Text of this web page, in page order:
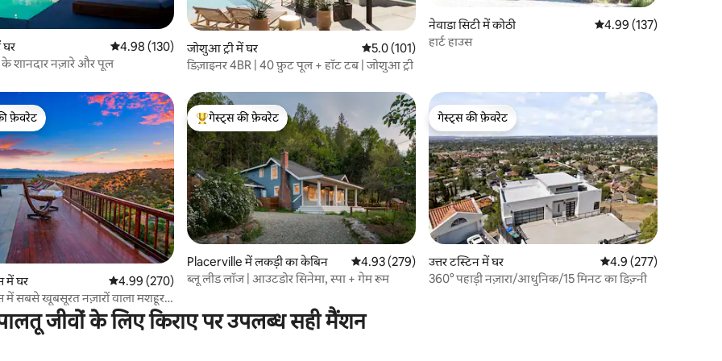
घर औसत रेटिंग 5 में से 4.98, 130 समीक्षाएँ
4.98 (130)
के शानदार नज़ारे और पूल
जोशुआ ट्री में घर औसत रेटिंग 5 में से 5.0, 101 समीक्षाएँ
5.0 (101)
डिज़ाइनर 4BR | 40 फ़ुट पूल + हॉट टब | जोशुआ ट्री
नेवाडा सिटी में कोठी औसत रेटिंग 5 में से 4.99,
4.99 (137)
हार्ट हाउस
फ़ेवरेट
फ़ेवरेट
में घर औसत रेटिंग 5 में से 4.99, 270 समीक्षाएँ
4.99 (270)
में सबसे खूबसूरत नज़ारों वाला मशहूर
रिट्रीट
गेस्ट्स का टॉप फ़ेवरेट
गेस्ट्स की फ़ेवरेट
Placerville में लकड़ी का केबिन औसत रेटिंग 5 में से 4.93, 279 समीक्षाएँ
4.93 (279)
ब्लू लीड लॉज | आउटडोर सिनेमा, स्पा + गेम रूम
गेस्ट्स की फ़ेवरेट
गेस्ट्स की फ़ेवरेट
उत्तर टस्टिन में घर औसत रेटिंग 5 में से 4.9,
4.9 (277)
360° पहाड़ी नज़ारा/आधुनिक/15 मिनट का डिज़्नी
जीवों के लिए किराए पर उपलब्ध सही मैंशन